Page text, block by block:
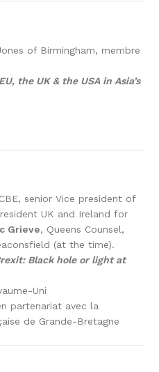
of Birmingham, membre
the UK & the USA in Asia’s
senior Vice president of
UK and Ireland for
Grieve, Queens Counsel,
(at the time).
Black hole or light at
Uni
partenariat avec la
de Grande-Bretagne